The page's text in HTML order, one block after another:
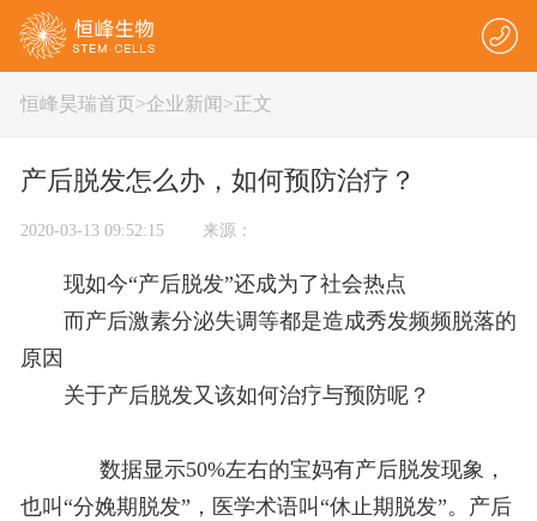
恒峰昊瑞首页>企业新闻 >正文
产后脱发怎么办，如何预防治疗？
2020-03-13 09:52:15 来源：
现如今“产后脱发”还成为了社会热点
而产后激素分泌失调等都是造成秀发频频脱落的
原因
关于产后脱发又该如何治疗与预防呢？
数据显示50%左右的宝妈有产后脱发现象，
也叫“分娩期脱发”，医学术语叫“休止期脱发”。产后